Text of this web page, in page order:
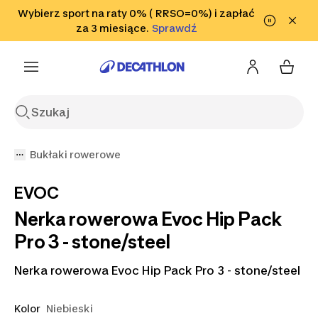
Przejdź do wyszukiwania Przejdź do treści
Przejdź
Wybierz sport na raty 0% ( RRSO=0%) i zapłać
za 3 miesiące. SprawdźSprawdź
Sprawdź
Bukłaki rowerowe
EVOC
Nerka rowerowa Evoc Hip Pack
Pro 3 - stone/steel
Nerka rowerowa Evoc Hip Pack Pro 3 - stone/steel
Kolor Niebieski